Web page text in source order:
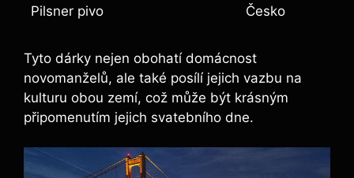
Pilsner pivo Česko
Tyto dárky nejen obohatí domácnost
novomanželů, ale také posílí jejich vazbu na
kulturu obou zemí, což může být krásným
připomenutím jejich svatebního dne.